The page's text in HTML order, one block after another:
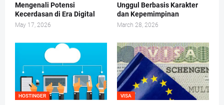
Mengenali Potensi
Kecerdasan di Era Digital
May 17, 2026
Unggul Berbasis Karakter
dan Kepemimpinan
March 28, 2026
HOSTINGER VISA